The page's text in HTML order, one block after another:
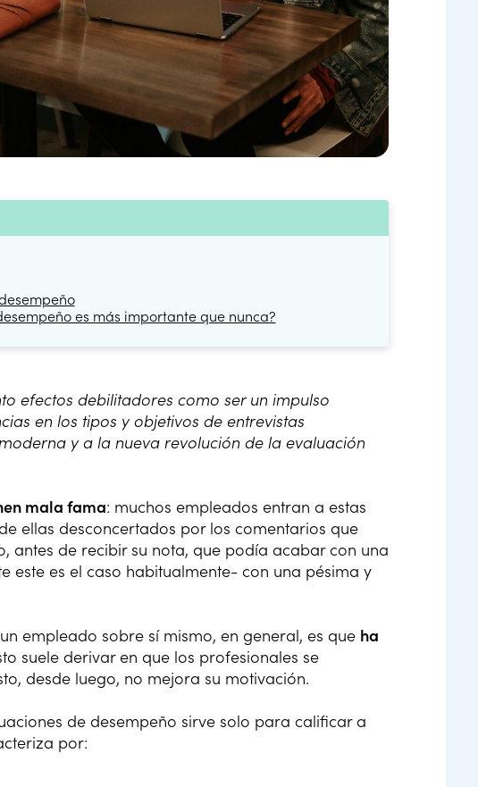
es más importante que nunca?
efectos debilitadores como ser un impulso
en los tipos y objetivos de entrevistas
y a la nueva revolución de la evaluación
mala fama: muchos empleados entran a estas
ellas desconcertados por los comentarios que
antes de recibir su nota, que podía acabar con una
es el caso habitualmente- con una pésima y
empleado sobre sí mismo, en general, es que ha
suele derivar en que los profesionales se
desde luego, no mejora su motivación.
de desempeño sirve solo para calificar a
por: